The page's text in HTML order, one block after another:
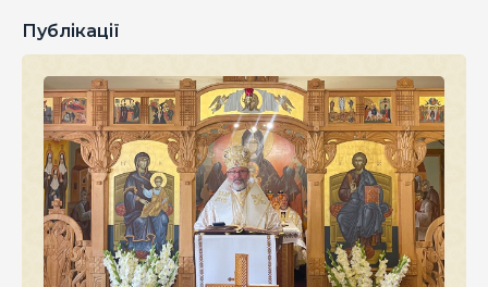
Публікації